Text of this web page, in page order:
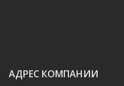
АДРЕС КОМПАНИИ